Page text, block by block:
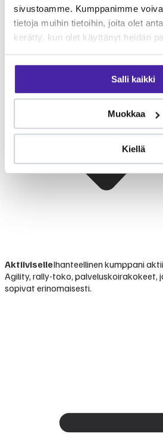
sivustoamme. Kumppanimme
tietoja muihin tietoihin, joita olet
kerätty, kun olet käyttänyt heidän
Salli kaikki
Muokkaa
Kiellä
AktiiviselleIhanteellinen kumppani
Agility, rally-toko, palveluskoirakokeet,
sopivat erinomaisesti.